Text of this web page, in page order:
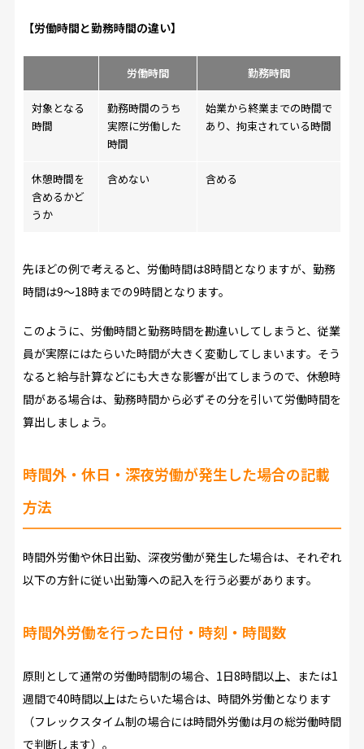
【労働時間と勤務時間の違い】
労働時間 勤務時間
対象となる
時間
勤務時間のうち
実際に労働した
時間
始業から終業までの時間で
あり、拘束されている時間
休憩時間を
含めるかど
うか
含めない 含める
先ほどの例で考えると、労働時間は8時間となりますが、勤務
時間は9～18時までの9時間となります。
このように、労働時間と勤務時間を勘違いしてしまうと、従業
員が実際にはたらいた時間が大きく変動してしまいます。そう
なると給与計算などにも大きな影響が出てしまうので、休憩時
間がある場合は、勤務時間から必ずその分を引いて労働時間を
算出しましょう。
時間外・休日・深夜労働が発生した場合の記載
方法
時間外労働や休日出勤、深夜労働が発生した場合は、それぞれ
以下の方針に従い出勤簿への記入を行う必要があります。
時間外労働を行った日付・時刻・時間数
原則として通常の労働時間制の場合、1日8時間以上、または1
週間で40時間以上はたらいた場合は、時間外労働となります
（フレックスタイム制の場合には時間外労働は月の総労働時間
で判断します）。